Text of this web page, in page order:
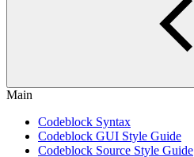
Main
Codeblock Syntax
Codeblock GUI Style Guide
Codeblock Source Style Guide